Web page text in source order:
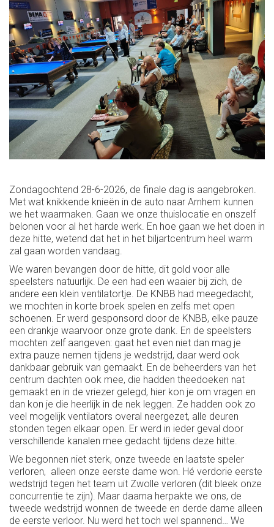
Zondagochtend 28-6-2026, de finale dag is aangebroken.
Met wat knikkende knieën in de auto naar Arnhem kunnen
we het waarmaken. Gaan we onze thuislocatie en onszelf
belonen voor al het harde werk. En hoe gaan we het doen in
deze hitte, wetend dat het in het biljartcentrum heel warm
zal gaan worden vandaag.
We waren bevangen door de hitte, dit gold voor alle
speelsters natuurlijk. De een had een waaier bij zich, de
andere een klein ventilatortje. De KNBB had meegedacht,
we mochten in korte broek spelen en zelfs met open
schoenen. Er werd gesponsord door de KNBB, elke pauze
een drankje waarvoor onze grote dank. En de speelsters
mochten zelf aangeven: gaat het even niet dan mag je
extra pauze nemen tijdens je wedstrijd, daar werd ook
dankbaar gebruik van gemaakt. En de beheerders van het
centrum dachten ook mee, die hadden theedoeken nat
gemaakt en in de vriezer gelegd, hier kon je om vragen en
dan kon je die heerlijk in de nek leggen. Ze hadden ook zo
veel mogelijk ventilators overal neergezet, alle deuren
stonden tegen elkaar open. Er werd in ieder geval door
verschillende kanalen mee gedacht tijdens deze hitte.
We begonnen niet sterk, onze tweede en laatste speler
verloren, alleen onze eerste dame won. Hé verdorie eerste
wedstrijd tegen het team uit Zwolle verloren (dit bleek onze
concurrentie te zijn). Maar daarna herpakte we ons, de
tweede wedstrijd wonnen de tweede en derde dame alleen
de eerste verloor. Nu werd het toch wel spannend… We